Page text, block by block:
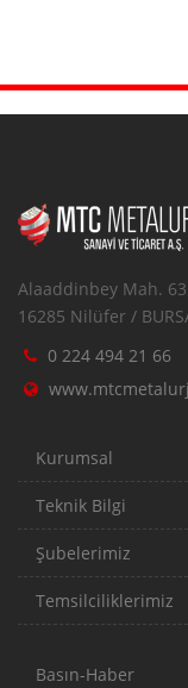
Alaaddinbey Mah.
16285 Nilüfer /
0 224 494 21 66
Kurumsal
Teknik Bilgi
Şubelerimiz
Temsilciliklerimiz
Basın-Haber